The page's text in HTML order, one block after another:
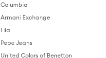
Columbia
Armani Exchange
Fila
Pepe Jeans
United Colors of Benetton